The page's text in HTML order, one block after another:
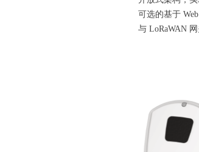
可选的基于
与 LoRaWAN